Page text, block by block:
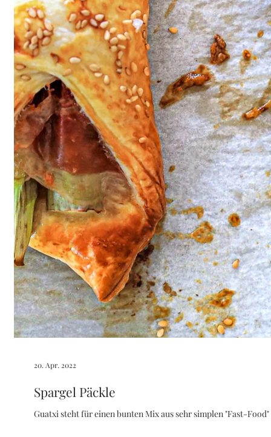
Spargel Päckle
Guatxi steht für einen bunten Mix aus sehr simplen "Fast-
20. Apr. 2022